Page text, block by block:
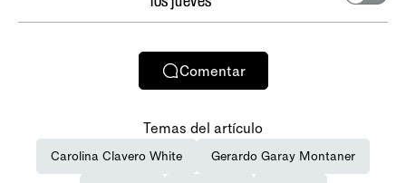
Comentar
Temas del artículo
Carolina Clavero White Gerardo Garay Montaner